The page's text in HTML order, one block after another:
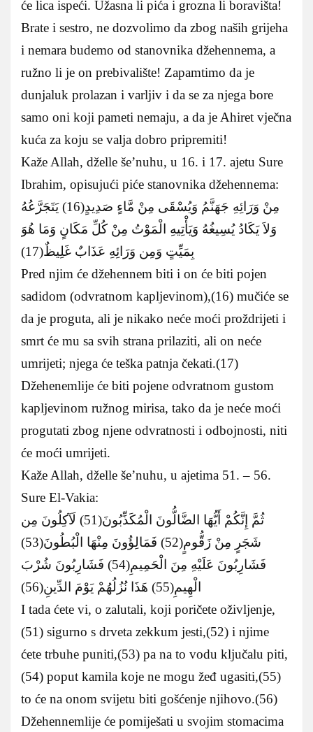
će lica ispeći. Užasna li pića i grozna li boravišta!
Brate i sestro, ne dozvolimo da zbog naših grijeha
i nemara budemo od stanovnika džehennema, a
ružno li je on prebivalište! Zapamtimo da je
dunjaluk prolazan i varljiv i da se za njega bore
samo oni koji pameti nemaju, a da je Ahiret vječna
kuća za koju se valja dobro pripremiti!
Kaže Allah, dželle še’nuhu, u 16. i 17. ajetu Sure
Ibrahim, opisujući piće stanovnika džehennema:
مِنْ وَرَائِهِ جَهَنَّمُ وَيُسْقَى مِنْ مَّاءٍ صَدِيدٍ(16) يَتَجَرَّعُهُ
وَلاَ يَكَادُ يُسِيغُهُ وَيَأْتِيهِ الْمَوْتُ مِنْ كُلِّ مَكَانٍ وَمَا هُوَ
بِمَيِّتٍ وَمِن وَرَائِهِ عَذَابٌ غَلِيظٌ(17)
Pred njim će džehennem biti i on će biti pojen
sadidom (odvratnom kapljevinom),(16) mučiće se
da je proguta, ali je nikako neće moći proždrijeti i
smrt će mu sa svih strana prilaziti, ali on neće
umrijeti; njega će teška patnja čekati.(17)
Džehenemlije će biti pojene odvratnom gustom
kapljevinom ružnog mirisa, tako da je neće moći
progutati zbog njene odvratnosti i odbojnosti, niti
će moći umrijeti.
Kaže Allah, dželle še’nuhu, u ajetima 51. – 56.
Sure El-Vakia:
ثُمَّ إِنَّكُمْ أَيُّهَا الضَّالُّونَ الْمُكَذِّبُونَ(51) لَآكِلُونَ مِن
شَجَرٍ مِنْ زَقُّومٍ(52) فَمَالِؤُونَ مِنْهَا الْبُطُونَ(53)
فَشَارِبُونَ عَلَيْهِ مِنَ الْحَمِيمِ(54) فَشَارِبُونَ شُرْبَ
الْهِيمِ(55) هَذَا نُزُلُهُمْ يَوْمَ الدِّينِ(56)
I tada ćete vi, o zalutali, koji poričete oživljenje,
(51) sigurno s drveta zekkum jesti,(52) i njime
ćete trbuhe puniti,(53) pa na to vodu ključalu piti,
(54) poput kamila koje ne mogu žeđ ugasiti,(55)
to će na onom svijetu biti gošćenje njihovo.(56)
Džehennemlije će pomiješati u svojim stomacima